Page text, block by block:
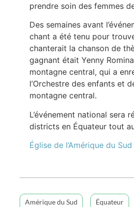
prendre soin des femmes
Des semaines avant
chant a été tenu pour
chanterait la chanson de
gagnant était Yenny
montagne central, qui a
l’Orchestre des enfants et
montagne central.
L’événement national sera
districts en Équateur tout
Église de l’Amérique du
Amérique du Sud Équateur